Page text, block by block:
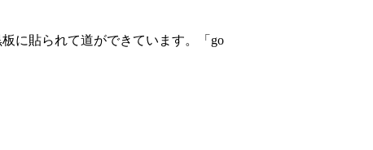
に貼られて道ができています。「go